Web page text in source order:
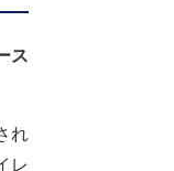
ス
れ
レ